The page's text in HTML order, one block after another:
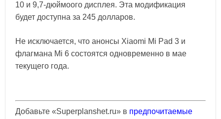
10 и 9,7-дюймоого дисплея. Эта модификация
будет доступна за 245 долларов.
Не исключается, что анонсы Xiaomi Mi Pad 3 и
флагмана Mi 6 состоятся одновременно в мае
текущего года.
Добавьте «Superplanshet.ru» в предпочитаемые